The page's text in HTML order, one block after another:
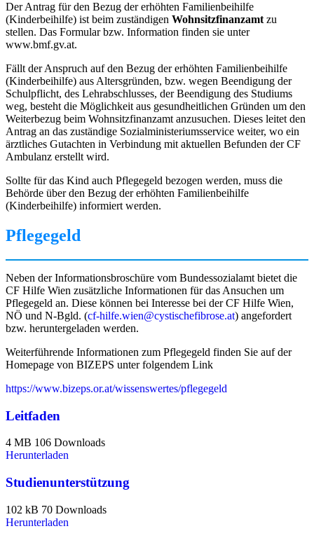
Der Antrag für den Bezug der erhöhten Familienbeihilfe
(Kinderbeihilfe) ist beim zuständigen Wohnsitzfinanzamt zu
stellen. Das Formular bzw. Information finden sie unter
www.bmf.gv.at.
Fällt der Anspruch auf den Bezug der erhöhten Familienbeihilfe
(Kinderbeihilfe) aus Altersgründen, bzw. wegen Beendigung der
Schulpflicht, des Lehrabschlusses, der Beendigung des Studiums
weg, besteht die Möglichkeit aus gesundheitlichen Gründen um den
Weiterbezug beim Wohnsitzfinanzamt anzusuchen. Dieses leitet den
Antrag an das zuständige Sozialministeriumsservice weiter, wo ein
ärztliches Gutachten in Verbindung mit aktuellen Befunden der CF
Ambulanz erstellt wird.
Sollte für das Kind auch Pflegegeld bezogen werden, muss die
Behörde über den Bezug der erhöhten Familienbeihilfe
(Kinderbeihilfe) informiert werden.
Pflegegeld
Neben der Informationsbroschüre vom Bundessozialamt bietet die
CF Hilfe Wien zusätzliche Informationen für das Ansuchen um
Pflegegeld an. Diese können bei Interesse bei der CF Hilfe Wien,
NÖ und N-Bgld. (cf-hilfe.wien@cystischefibrose.at) angefordert
bzw. heruntergeladen werden.
Weiterführende Informationen zum Pflegegeld finden Sie auf der
Homepage von BIZEPS unter folgendem Link
https://www.bizeps.or.at/wissenswertes/pflegegeld
Leitfaden
4 MB 106 Downloads
Herunterladen
Studienunterstützung
102 kB 70 Downloads
Herunterladen